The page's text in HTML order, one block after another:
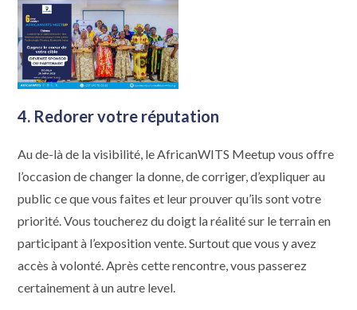
4. Redorer votre réputation
Au de-là de la visibilité, le AfricanWITS Meetup vous offre
l’occasion de changer la donne, de corriger, d’expliquer au
public ce que vous faites et leur prouver qu’ils sont votre
priorité. Vous toucherez du doigt la réalité sur le terrain en
participant à l’exposition vente. Surtout que vous y avez
accès à volonté. Après cette rencontre, vous passerez
certainement à un autre level.